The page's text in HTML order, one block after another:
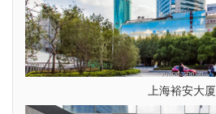
上海裕安大厦